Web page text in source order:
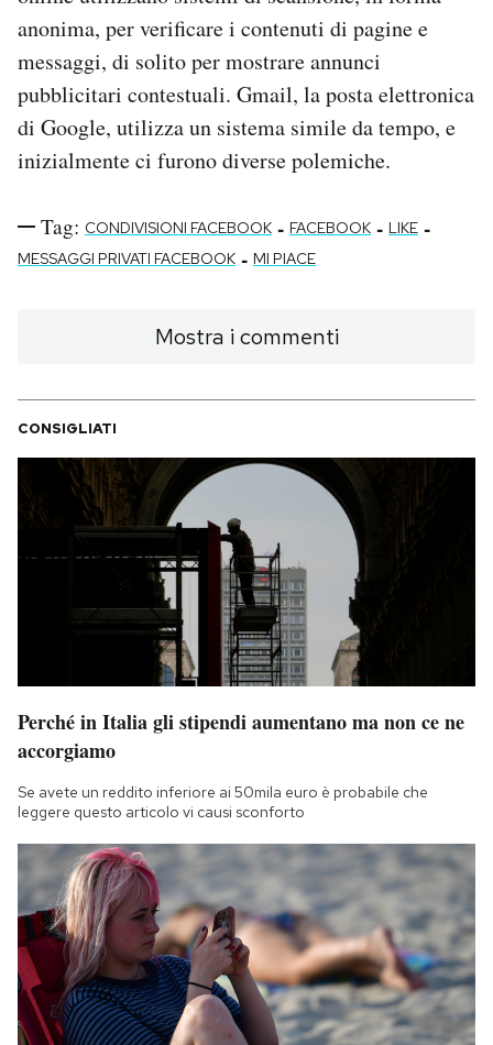
anonima, per verificare i contenuti di pagine e
messaggi, di solito per mostrare annunci
pubblicitari contestuali. Gmail, la posta elettronica
di Google, utilizza un sistema simile da tempo, e
inizialmente ci furono diverse polemiche.
Tag: CONDIVISIONI FACEBOOK - FACEBOOK - LIKE -
MESSAGGI PRIVATI FACEBOOK - MI PIACE
Mostra i commenti
CONSIGLIATI
Perché in Italia gli stipendi aumentano ma non ce ne
accorgiamo
Se avete un reddito inferiore ai 50mila euro è probabile che
leggere questo articolo vi causi sconforto